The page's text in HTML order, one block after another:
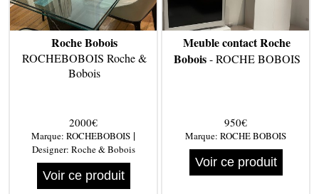
Roche Bobois
ROCHEBOBOIS Roche &
Bobois
2000€
Marque: ROCHEBOBOIS |
Designer: Roche & Bobois
Voir ce produit
Meuble contact Roche
Bobois- ROCHE BOBOIS
950€
Marque: ROCHE BOBOIS
Voir ce produit